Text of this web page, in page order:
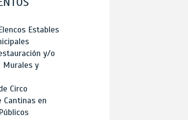
Estables
y/o
Murales y
Circo
Cantinas en